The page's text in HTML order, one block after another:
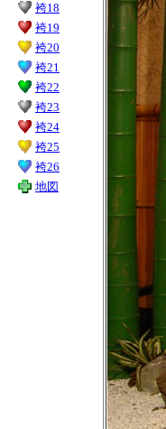
袴18
袴19
袴20
袴21
袴22
袴23
袴24
袴25
袴26
地図